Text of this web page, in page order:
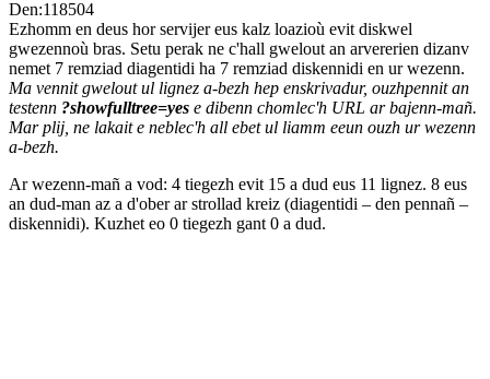
Den:118504
Ezhomm en deus hor servijer eus kalz loazioù evit diskwel
gwezennoù bras. Setu perak ne c'hall gwelout an arvererien dizanv
nemet 7 remziad diagentidi ha 7 remziad diskennidi en ur wezenn.
Ma vennit gwelout ul lignez a-bezh hep enskrivadur, ouzhpennit an
testenn ?showfulltree=yes e dibenn chomlec'h URL ar bajenn-mañ.
Mar plij, ne lakait e neblec'h all ebet ul liamm eeun ouzh ur wezenn
a-bezh.
Ar wezenn-mañ a vod: 4 tiegezh evit 15 a dud eus 11 lignez. 8 eus
an dud-man az a d'ober ar strollad kreiz (diagentidi – den pennañ –
diskennidi). Kuzhet eo 0 tiegezh gant 0 a dud.